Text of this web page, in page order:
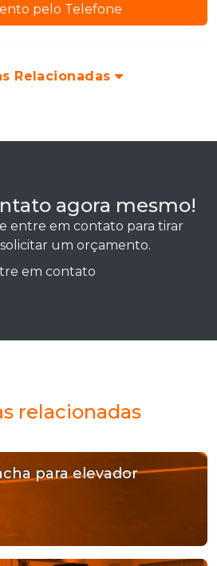
pelo Telefone
Relacionadas
agora mesmo!
entre em contato para tirar
um orçamento.
em contato
relacionadas
para elevador